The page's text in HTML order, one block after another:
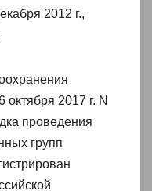
2012 г.,
2017 г. N
проведения
групп